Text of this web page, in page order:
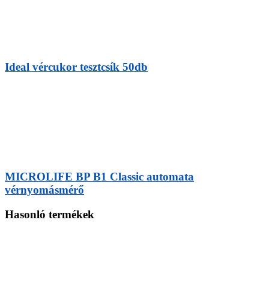
Ideal vércukor tesztcsík 50db
MICROLIFE BP B1 Classic automata
vérnyomásmérő
Hasonló termékek